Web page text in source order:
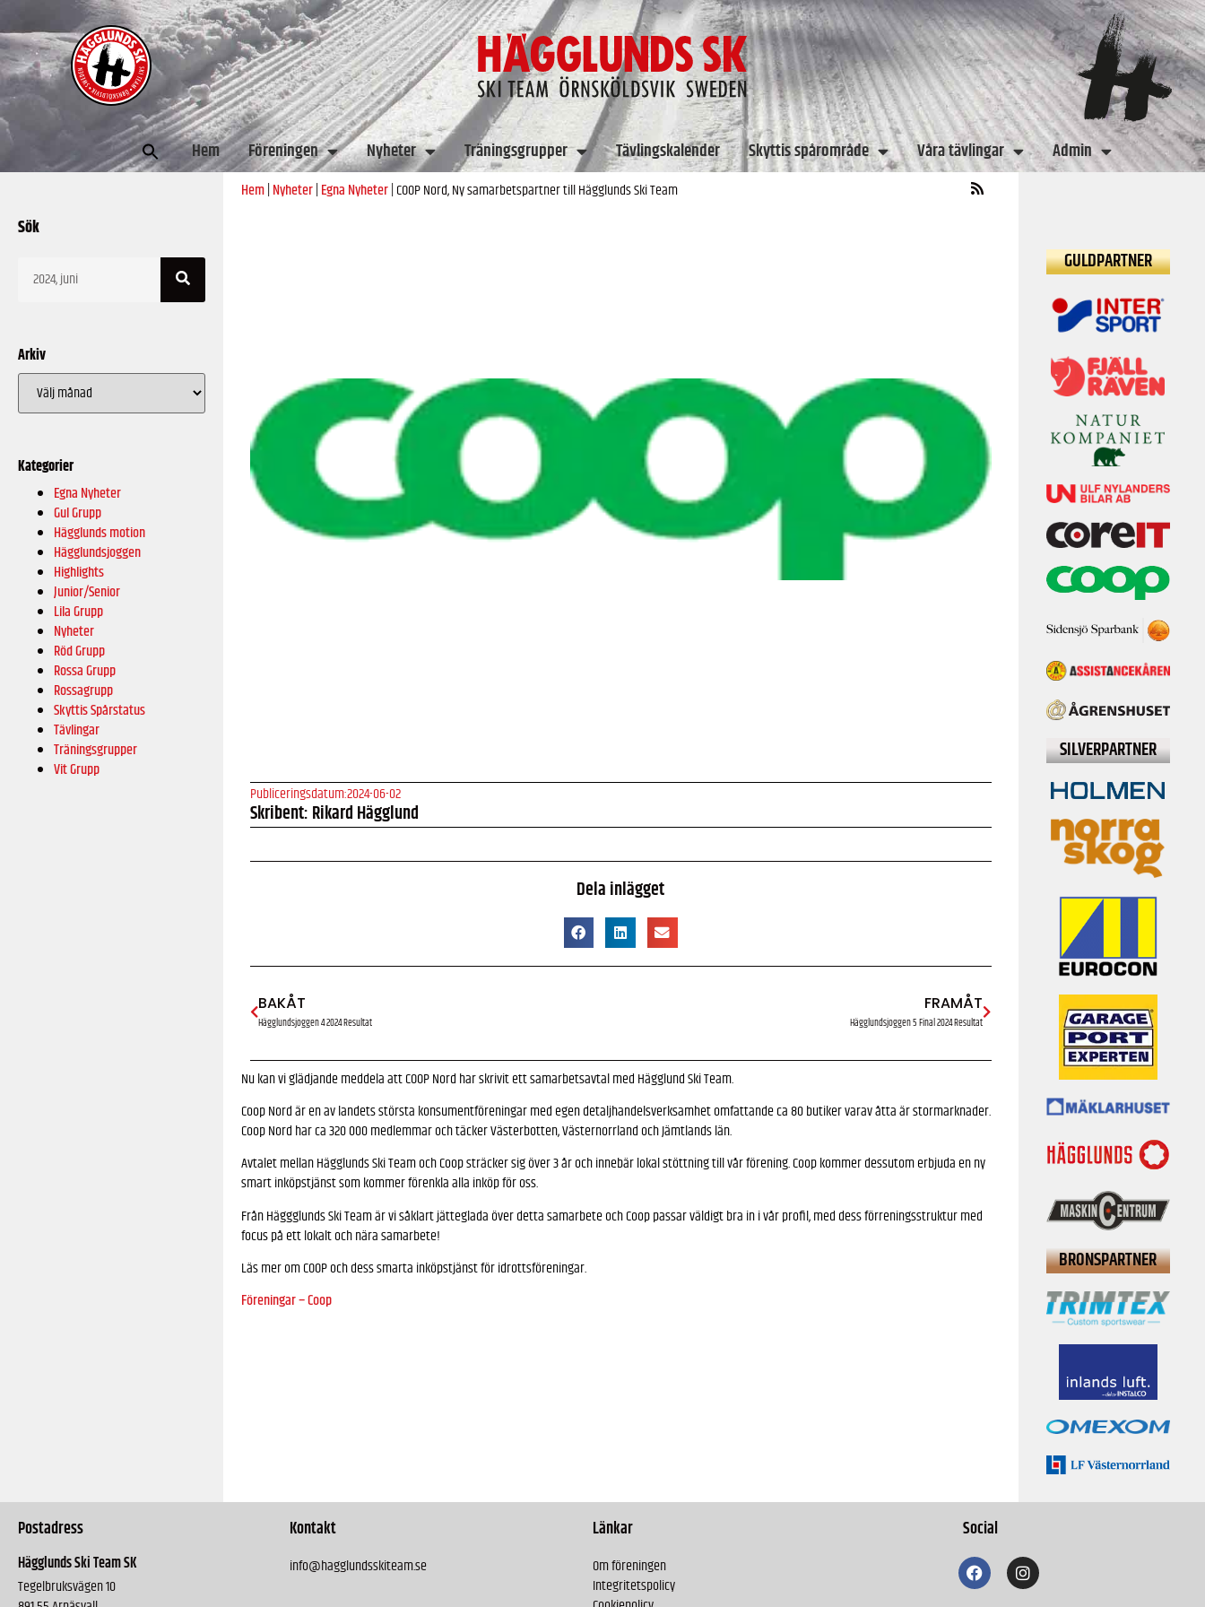
Sök
efter: Hem Föreningen Nyheter Träningsgrupper Tävlingskalender Skyttis spårområde Våra tävlingar Admin
Sök
Arkiv
Kategorier
Egna Nyheter
Gul Grupp
Hägglunds motion
Hägglundsjoggen
Highlights
Junior/Senior
Lila Grupp
Nyheter
Röd Grupp
Rossa Grupp
Rossagrupp
Skyttis Spårstatus
Tävlingar
Träningsgrupper
Vit Grupp
Hem|Nyheter|Egna Nyheter|COOP Nord, Ny samarbetspartner till Hägglunds Ski Team
Publiceringsdatum:2024-06-02
Skribent: Rikard Hägglund
Dela inlägget
BAKÅT
Hägglundsjoggen 4 2024 Resultat
FRAMÅT
Hägglundsjoggen 5 Final 2024 Resultat
Nu kan vi glädjande meddela att COOP Nord har skrivit ett samarbetsavtal med Hägglund Ski Team.
Coop Nord är en av landets största konsumentföreningar med egen detaljhandelsverksamhet omfattande ca 80 butiker varav åtta är stormarknader.
Coop Nord har ca 320 000 medlemmar och täcker Västerbotten, Västernorrland och Jämtlands län.
Avtalet mellan Hägglunds Ski Team och Coop sträcker sig över 3 år och innebär lokal stöttning till vår förening. Coop kommer dessutom erbjuda en ny
smart inköpstjänst som kommer förenkla alla inköp för oss.
Från Häggglunds Ski Team är vi såklart jätteglada över detta samarbete och Coop passar väldigt bra in i vår profil, med dess förreningsstruktur med
focus på ett lokalt och nära samarbete!
Läs mer om COOP och dess smarta inköpstjänst för idrottsföreningar.
Föreningar – Coop
GULDPARTNER
SILVERPARTNER
BRONSPARTNER
Postadress
Hägglunds Ski Team SK
Tegelbruksvägen 10
Kontakt
info@hagglundsskiteam.se
Länkar
Om föreningen
Integritetspolicy
Social